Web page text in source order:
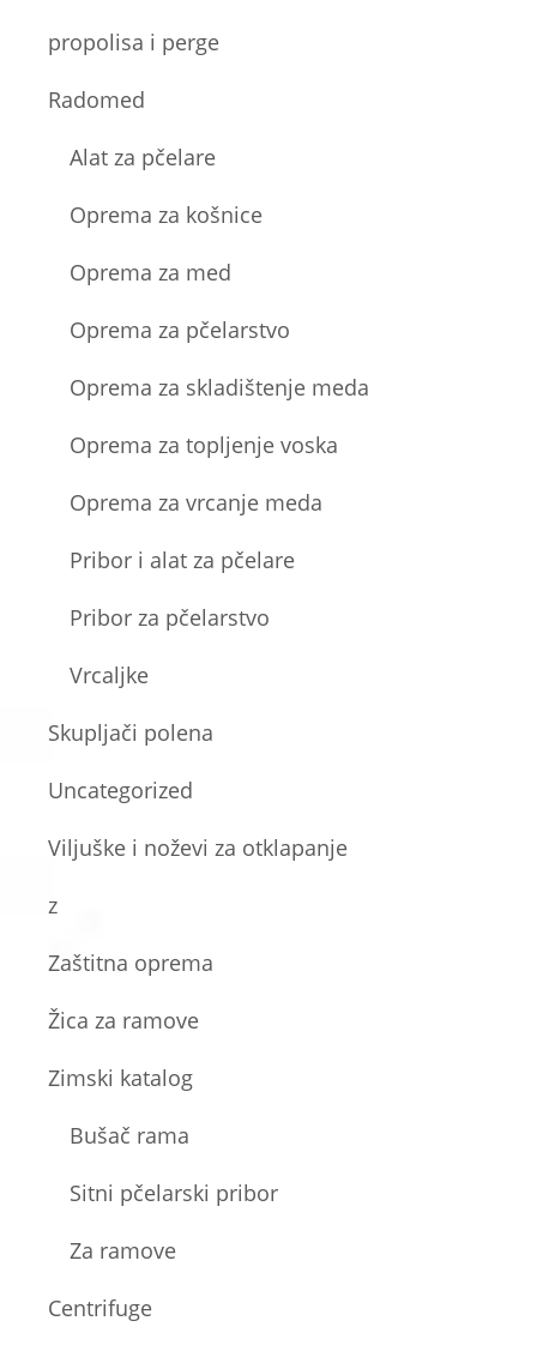
propolisa i perge
Radomed
Alat za pčelare
Oprema za košnice
Oprema za med
Oprema za pčelarstvo
Oprema za skladištenje meda
Oprema za topljenje voska
Oprema za vrcanje meda
Pribor i alat za pčelare
Pribor za pčelarstvo
Vrcaljke
Skupljači polena
Uncategorized
Viljuške i noževi za otklapanje
z
Zaštitna oprema
Žica za ramove
Zimski katalog
Bušač rama
Sitni pčelarski pribor
Za ramove
Centrifuge